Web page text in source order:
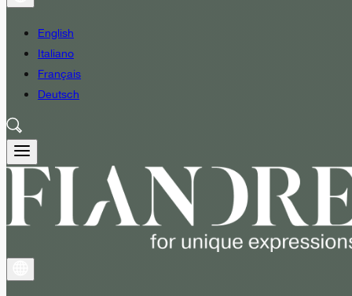
English
Italiano
Français
Deutsch